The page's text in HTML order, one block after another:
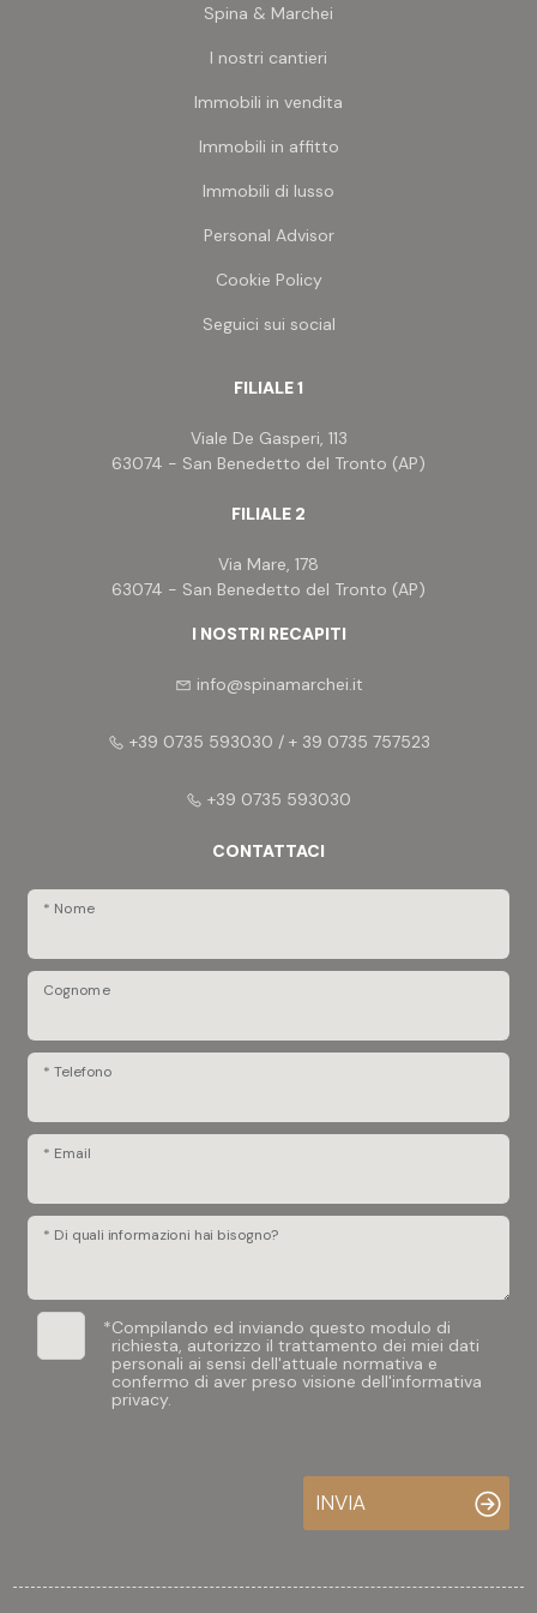
Una proprietà rara per estensione, posizione e
Opportunità unica nel panorama agricolo
Spina & Marchei
I nostri cantieri
Immobili in vendita
Immobili in affitto
Immobili di lusso
Personal Advisor
Cookie Policy
Seguici sui social
FILIALE 1
Viale De Gasperi, 113
63074 - San Benedetto del Tronto (AP)
FILIALE 2
Via Mare, 178
63074 - San Benedetto del Tronto (AP)
I NOSTRI RECAPITI
info@spinamarchei.it
+39 0735 593030 / + 39 0735 757523
+39 0735 593030
CONTATTACI
* Nome
Cognome
* Telefono
* Email
* Di quali informazioni hai bisogno?
*Compilando ed inviando questo modulo di
richiesta, autorizzo il trattamento dei miei dati
personali ai sensi dell'attuale normativa e
confermo di aver preso visione dell'informativa
privacy.
INVIA